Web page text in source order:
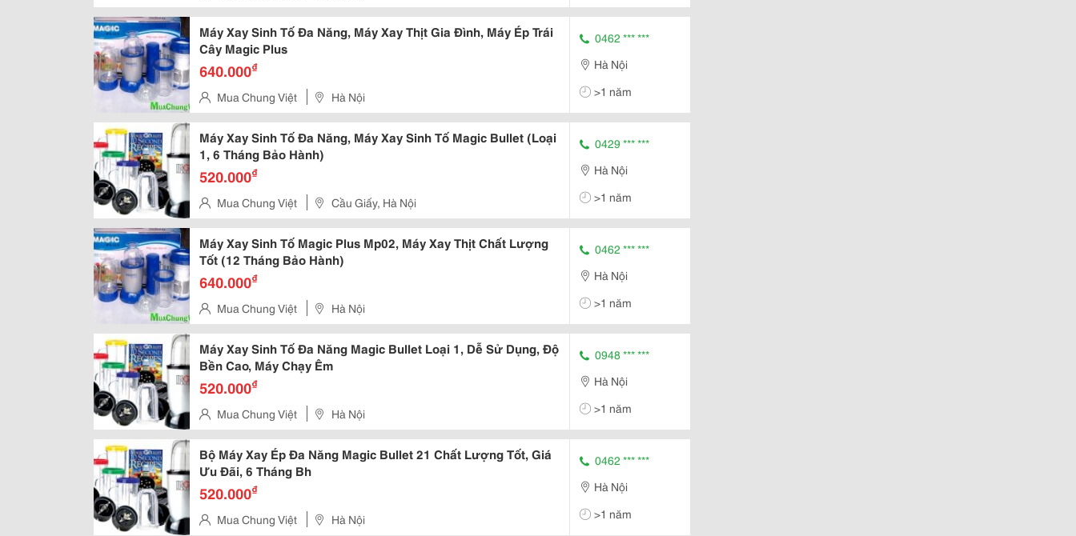
Máy Xay Sinh Tố Đa Năng, Máy Xay Thịt Gia Đình, Máy Ép Trái
Cây Magic Plus
640.000₫
Mua Chung Việt Hà Nội
0462 *** ***
Hà Nội
>1 năm
Máy Xay Sinh Tố Đa Năng, Máy Xay Sinh Tố Magic Bullet (Loại
1, 6 Tháng Bảo Hành)
520.000₫
Mua Chung Việt Cầu Giấy, Hà Nội
0429 *** ***
Hà Nội
>1 năm
Máy Xay Sinh Tố Magic Plus Mp02, Máy Xay Thịt Chất Lượng
Tốt (12 Tháng Bảo Hành)
640.000₫
Mua Chung Việt Hà Nội
0462 *** ***
Hà Nội
>1 năm
Máy Xay Sinh Tố Đa Năng Magic Bullet Loại 1, Dễ Sử Dụng, Độ
Bền Cao, Máy Chạy Êm
520.000₫
Mua Chung Việt Hà Nội
0948 *** ***
Hà Nội
>1 năm
Bộ Máy Xay Ép Đa Năng Magic Bullet 21 Chất Lượng Tốt, Giá
Ưu Đãi, 6 Tháng Bh
520.000₫
Mua Chung Việt Hà Nội
0462 *** ***
Hà Nội
>1 năm